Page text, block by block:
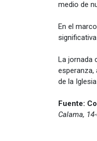
medio de
En el
La jornada
esperanza,
de la
Fuente:
Calama,